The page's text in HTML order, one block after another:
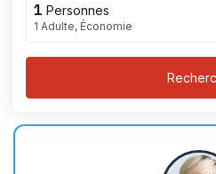
1 Personnes
1 Adulte, Économie